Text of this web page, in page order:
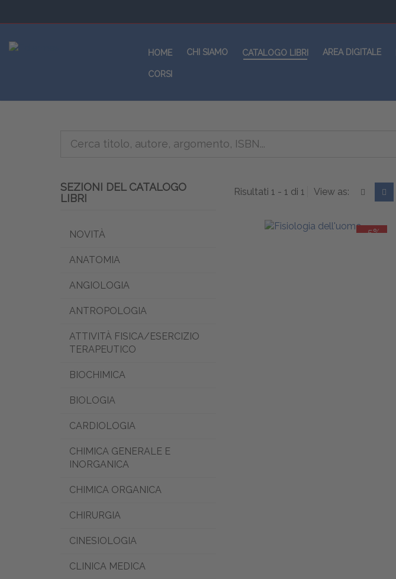
HOME CHI SIAMO CATALOGO LIBRI AREA DIGITALE
CORSI
Risultati 1 - 1 di 1 View as:
-5%
SEZIONI DEL CATALOGO
LIBRI
NOVITÀ
ANATOMIA
ANGIOLOGIA
ANTROPOLOGIA
ATTIVITÀ FISICA/ESERCIZIO
TERAPEUTICO
BIOCHIMICA
BIOLOGIA
CARDIOLOGIA
CHIMICA GENERALE E
INORGANICA
CHIMICA ORGANICA
CHIRURGIA
CINESIOLOGIA
CLINICA MEDICA